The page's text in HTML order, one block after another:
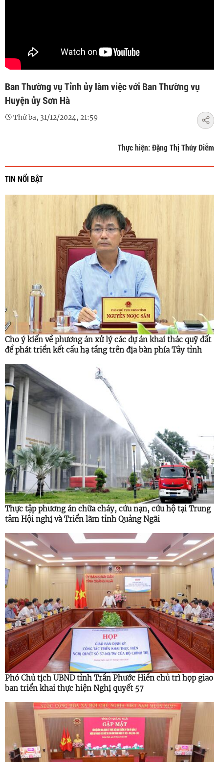
Ban Thường vụ Tỉnh ủy làm việc với Ban Thường vụ
Huyện ủy Sơn Hà
Thứ ba, 31/12/2024, 21:59
Thực hiện: Đặng Thị Thúy Diễm
TIN NỔI BẬT
Cho ý kiến về phương án xử lý các dự án khai thác quỹ đất
để phát triển kết cấu hạ tầng trên địa bàn phía Tây tỉnh
Thực tập phương án chữa cháy, cứu nạn, cứu hộ tại Trung
tâm Hội nghị và Triển lãm tỉnh Quảng Ngãi
Phó Chủ tịch UBND tỉnh Trần Phước Hiền chủ trì họp giao
ban triển khai thực hiện Nghị quyết 57